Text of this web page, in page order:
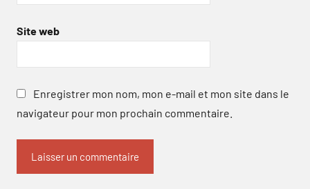
Site web
Enregistrer mon nom, mon e-mail et mon site dans le
navigateur pour mon prochain commentaire.